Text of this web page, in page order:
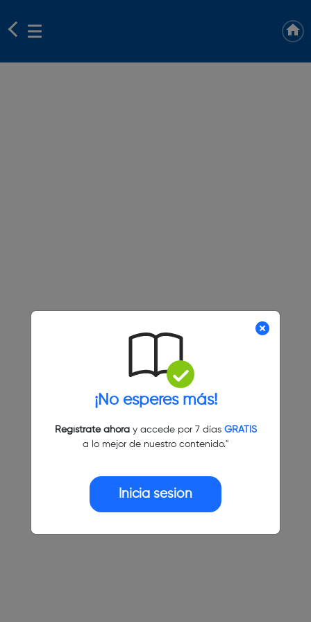
¡No esperes más!
Regístrate ahoray accede por 7 días GRATIS
a lo mejor de nuestro contenido."
Inicia sesión